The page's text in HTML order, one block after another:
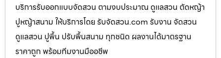
บริการรับออกแบบจัดสวน ตามงบประมาณ ดูเเลสวน ตัดหญ้า
ปูหญ้าสนาม ให้บริการโดย รับจัดสวน.com รับงาน จัดสวน
ดูแลสวน ปูพื้น ปรับพื้นสนาม ทุกชนิด ผลงานได้มาตรฐาน
ราคาถูก พร้อมทีมงานมืออชีพ